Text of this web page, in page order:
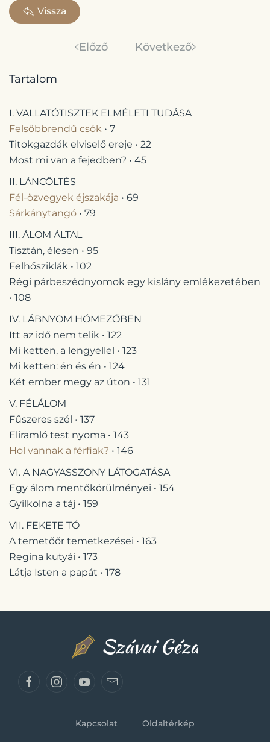
Vissza
Előző Következő
Tartalom
I. VALLATÓTISZTEK ELMÉLETI TUDÁSA
Felsőbbrendű csók • 7
Titokgazdák elviselő ereje • 22
Most mi van a fejedben? • 45
II. LÁNCÖLTÉS
Fél-özvegyek éjszakája • 69
Sárkánytangó • 79
III. ÁLOM ÁLTAL
Tisztán, élesen • 95
Felhősziklák • 102
Régi párbeszédnyomok egy kislány emlékezetében
• 108
IV. LÁBNYOM HÓMEZŐBEN
Itt az idő nem telik • 122
Mi ketten, a lengyellel • 123
Mi ketten: én és én • 124
Két ember megy az úton • 131
V. FÉLÁLOM
Fűszeres szél • 137
Eliramló test nyoma • 143
Hol vannak a férfiak? • 146
VI. A NAGYASSZONY LÁTOGATÁSA
Egy álom mentőkörülményei • 154
Gyilkolna a táj • 159
VII. FEKETE TÓ
A temetőőr temetkezései • 163
Regina kutyái • 173
Látja Isten a papát • 178
Kapcsolat Oldaltérkép